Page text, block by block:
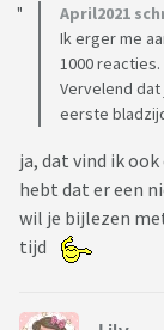
April2021
Ik erger me
1000 reacties.
Vervelend
eerste
ja, dat vind ik
hebt dat er een
wil je bijlezen
tijd